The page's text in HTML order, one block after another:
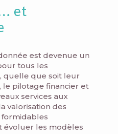
et
est devenue un
tous les
quelle que soit leur
le pilotage financier et
services aux
valorisation des
évoluer les modèles